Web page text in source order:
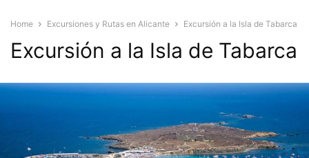
Home Excursiones y Rutas en Alicante Excursión a la Isla de Tabarca
Excursión a la Isla de Tabarca